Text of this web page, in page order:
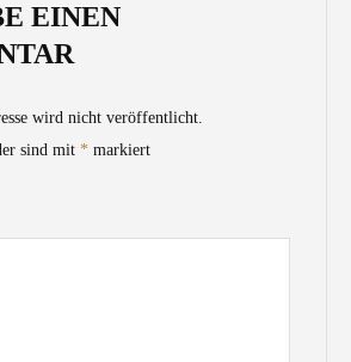
EINEN
wird nicht veröffentlicht.
sind mit * markiert